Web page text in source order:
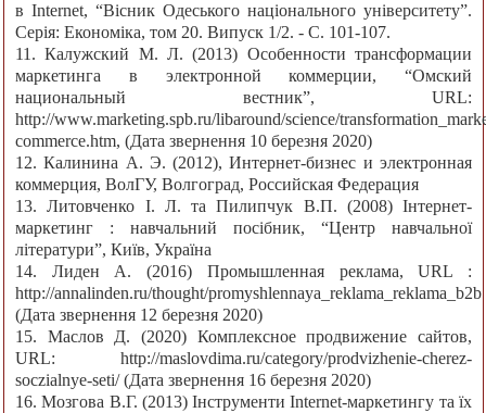
в Internet, “Вісник Одеського національного університету”.
Серія: Економіка, том 20. Випуск 1/2. - С. 101-107.
11. Калужский М. Л. (2013) Особенности трансформации
маркетинга в электронной коммерции, “Омский
национальный вестник”, URL:
http://www.marketing.spb.ru/libaround/science/
commerce.htm, (Дата звернення 10 березня 2020)
12. Калинина А. Э. (2012), Интернет-бизнес и электронная
коммерция, ВолГУ, Волгоград, Российская Федерация
13. Литовченко І. Л. та Пилипчук В.П. (2008) Інтернет-
маркетинг : навчальний посібник, “Центр навчальної
літератури”, Київ, Україна
14. Лиден А. (2016) Промышленная реклама, URL :
http://annalinden.ru/thought/promyshlennaya_reklama_reklama_b2b
(Дата звернення 12 березня 2020)
15. Маслов Д. (2020) Комплексное продвижение сайтов,
URL: http://maslovdima.ru/category/prodvizhenie-cherez-
soczialnye-seti/ (Дата звернення 16 березня 2020)
16. Мозгова В.Г. (2013) Інструменти Internet-маркетингу та їх